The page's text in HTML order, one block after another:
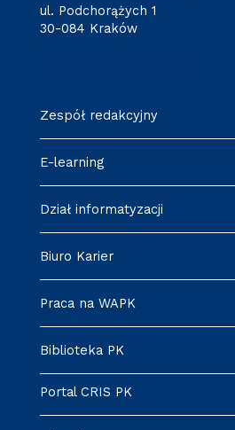
ul. Podchorążych 1
30-084 Kraków
Zespół redakcyjny
E-learning
Dział informatyzacji
Biuro Karier
Praca na WAPK
Biblioteka PK
Portal CRIS PK